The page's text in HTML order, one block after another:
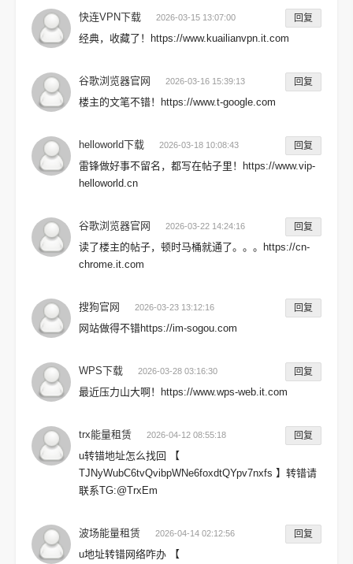
快连VPN下载 2026-03-15 13:07:00 回复
经典，收藏了！https://www.kuailianvpn.it.com
谷歌浏览器官网 2026-03-16 15:39:13 回复
楼主的文笔不错！https://www.t-google.com
helloworld下载 2026-03-18 10:08:43 回复
雷锋做好事不留名，都写在帖子里！https://www.vip-
helloworld.cn
谷歌浏览器官网 2026-03-22 14:24:16 回复
读了楼主的帖子，顿时马桶就通了。。。https://cn-
chrome.it.com
搜狗官网 2026-03-23 13:12:16 回复
网站做得不错https://im-sogou.com
WPS下载 2026-03-28 03:16:30 回复
最近压力山大啊！https://www.wps-web.it.com
trx能量租赁 2026-04-12 08:55:18 回复
u转错地址怎么找回 【
TJNyWubC6tvQvibpWNe6foxdtQYpv7nxfs 】转错请
联系TG:@TrxEm
波场能量租赁 2026-04-14 02:12:56 回复
u地址转错网络咋办 【